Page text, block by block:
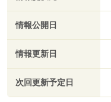
情報公開日
情報更新日
次回更新予定日